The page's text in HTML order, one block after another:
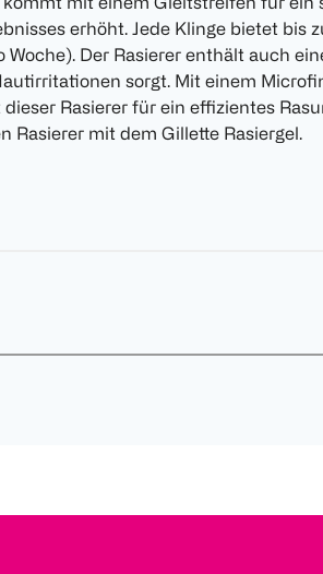
erhöht. Jede Klinge bietet bis
Der Rasierer enthält auch
sorgt. Mit einem
Rasierer für ein effizientes
Rasierer mit dem Gillette Rasiergel.